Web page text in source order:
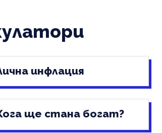
инфлация
ще стана богат?